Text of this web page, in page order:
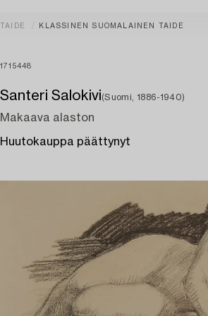
TAIDE KLASSINEN SUOMALAINEN TAIDE
1715448
Santeri Salokivi(Suomi, 1886-1940)
Makaava alaston
Huutokauppa päättynyt